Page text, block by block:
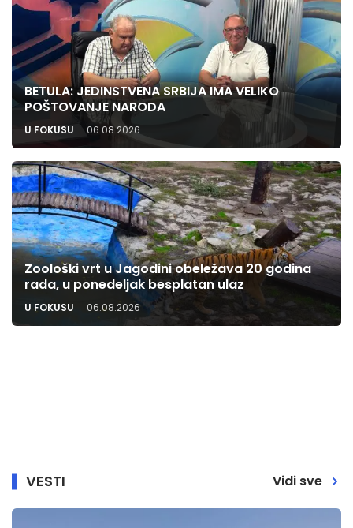
BETULA: JEDINSTVENA SRBIJA IMA VELIKO
POŠTOVANJE NARODA
U FOKUSU 06.08.2026
Zoološki vrt u Jagodini obeležava 20 godina
rada, u ponedeljak besplatan ulaz
U FOKUSU 06.08.2026
VESTI Vidi sve